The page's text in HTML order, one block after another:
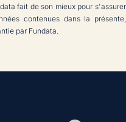
fait de son mieux pour s'assurer
contenues dans la présente,
par Fundata.